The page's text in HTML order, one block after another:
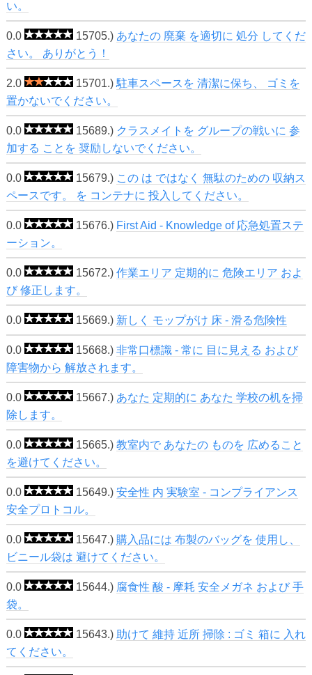
い。
0.0 15705.) あなたの 廃棄 を適切に 処分 してくだ
さい。 ありがとう！
2.0 15701.)駐車スペースを 清潔に保ち、 ゴミを
置かないでください。
0.0 15689.) クラスメイトを グループの戦いに 参
加する ことを 奨励しないでください。
0.0 15679.) この は ではなく 無駄のための 収納ス
ペースです。 を コンテナに 投入してください。
0.0 15676.) First Aid - Knowledge of 応急処置ステ
ーション。
0.0 15672.) 作業エリア 定期的に 危険エリア およ
び 修正します。
0.0 15669.) 新しく モップがけ 床 - 滑る危険性
0.0 15668.) 非常口標識 - 常に 目に見える および
障害物から 解放されます。
0.0 15667.) あなた 定期的に あなた 学校の机を掃
除します。
0.0 15665.) 教室内で あなたの ものを 広めること
を避けてください。
0.0 15649.) 安全性 内 実験室 - コンプライアンス
安全プロトコル。
0.0 15647.) 購入品には 布製のバッグを 使用し、
ビニール袋は 避けてください。
0.0 15644.) 腐食性 酸 - 摩耗 安全メガネ および 手
袋。
0.0 15643.) 助けて 維持 近所 掃除 : ゴミ 箱に 入れ
てください。